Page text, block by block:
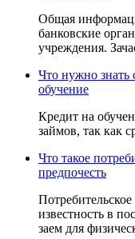
Общая
банковские
учреждения.
Что нужно знать
обучение
Кредит на
займов, так как
Что такое
предпочесть
известность в
заем для